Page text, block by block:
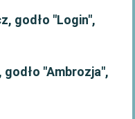
godło "Login",
"Ambrozja",